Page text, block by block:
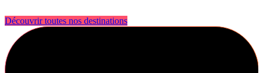
Découvrir toutes nos destinations